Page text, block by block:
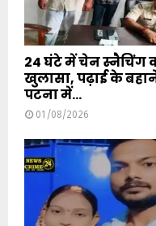
24 घंटे में चेन स्नैचिंग
खुलासा, पढ़ाई के
पटना में...
01/08/2026